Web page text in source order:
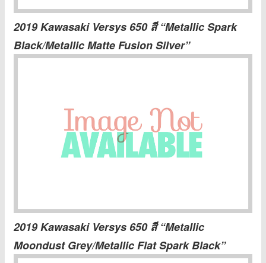
2019 Kawasaki Versys 650 สี “Metallic Spark
Black/Metallic Matte Fusion Silver”
2019 Kawasaki Versys 650 สี “Metallic
Moondust Grey/Metallic Flat Spark Black”